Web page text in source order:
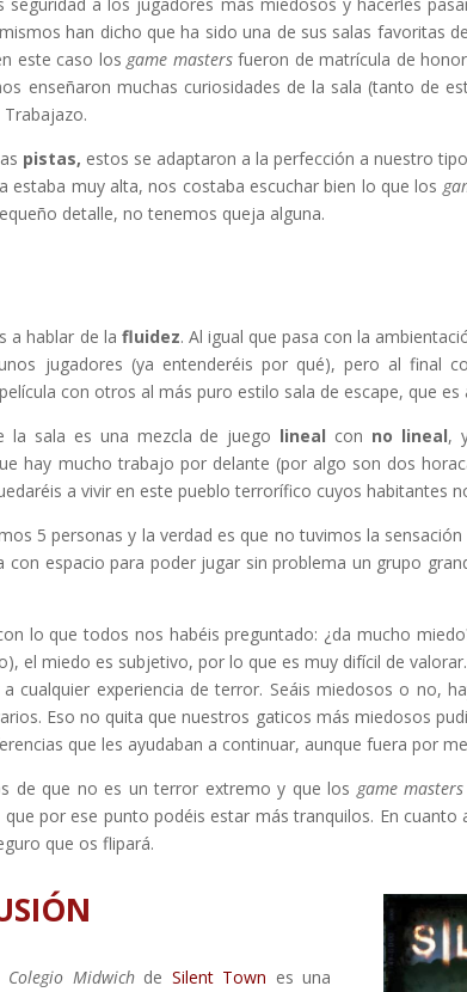
han dicho que ha sido una de sus salas favoritas
este caso losgame mastersfueron de matrícula de
enseñaron muchas curiosidades de la sala (tanto de
pistas, estos se adaptaron a la perfección a nuestro
estaba muy alta, nos costaba escuchar bien lo que los
detalle, no tenemos queja alguna.
a hablar de la fluidez. Al igual que pasa con la
jugadores (ya entenderéis por qué), pero al final
con otros al más puro estilo sala de escape, que es
la sala es una mezcla de juego lineal con no lineal,
hay mucho trabajo por delante (por algo son dos
a vivir en este pueblo terrorífico cuyos habitantes
5 personas y la verdad es que no tuvimos la
con espacio para poder jugar sin problema un grupo
lo que todos nos habéis preguntado: ¿da mucho
el miedo es subjetivo, por lo que es muy difícil de
a cualquier experiencia de terror. Seáis miedosos o no,
Eso no quita que nuestros gaticos más miedosos
que les ayudaban a continuar, aunque fuera por
de que no es un terror extremo y que los game masters
por ese punto podéis estar más tranquilos. En
que os flipará.
Colegio Midwichde Silent Town es una